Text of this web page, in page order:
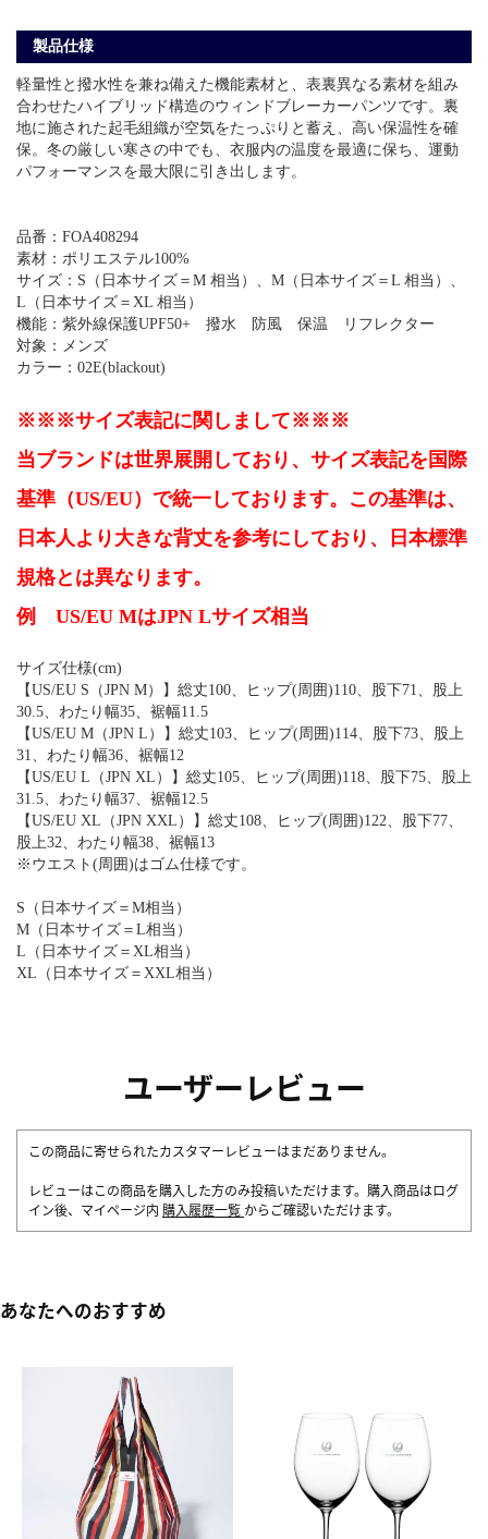
製品仕様
軽量性と撥水性を兼ね備えた機能素材と、表裏異なる素材を組み
合わせたハイブリッド構造のウィンドブレーカーパンツです。裏
地に施された起毛組織が空気をたっぷりと蓄え、高い保温性を確
保。冬の厳しい寒さの中でも、衣服内の温度を最適に保ち、運動
パフォーマンスを最大限に引き出します。
品番：FOA408294
素材：ポリエステル100%
サイズ：S（日本サイズ＝M 相当）、M（日本サイズ＝L 相当）、
L（日本サイズ＝XL 相当）
機能：紫外線保護UPF50+ 撥水 防風 保温 リフレクター
対象：メンズ
カラー：02E(blackout)
※※※サイズ表記に関しまして※※※
当ブランドは世界展開しており、サイズ表記を国際
基準（US/EU）で統一しております。この基準は、
日本人より大きな背丈を参考にしており、日本標準
規格とは異なります。
例 US/EU MはJPN Lサイズ相当
サイズ仕様(cm)
【US/EU S（JPN M）】総丈100、ヒップ(周囲)110、股下71、股上
30.5、わたり幅35、裾幅11.5
【US/EU M（JPN L）】総丈103、ヒップ(周囲)114、股下73、股上
31、わたり幅36、裾幅12
【US/EU L（JPN XL）】総丈105、ヒップ(周囲)118、股下75、股上
31.5、わたり幅37、裾幅12.5
【US/EU XL（JPN XXL）】総丈108、ヒップ(周囲)122、股下77、
股上32、わたり幅38、裾幅13
※ウエスト(周囲)はゴム仕様です。
S（日本サイズ＝M相当）
M（日本サイズ＝L相当）
L（日本サイズ＝XL相当）
XL（日本サイズ＝XXL相当）
ユーザーレビュー
この商品に寄せられたカスタマーレビューはまだありません。
レビューはこの商品を購入した方のみ投稿いただけます。購入商品はログ
イン後、マイページ内 購入履歴一覧 からご確認いただけます。
あなたへのおすすめ